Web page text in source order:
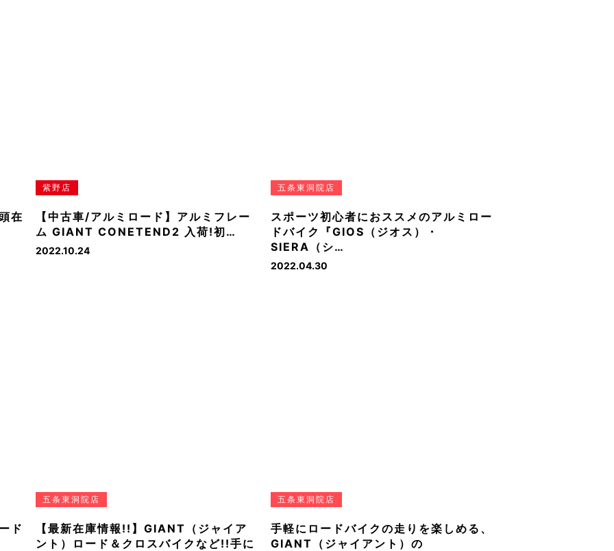
在
紫野店
【中古車/アルミロード】アルミフレー
ム GIANT CONETEND2 入荷!初…
2022.10.24
五条東洞院店
スポーツ初心者におススメのアルミロー
ドバイク『GIOS（ジオス）・
SIERA（シ…
2022.04.30
ド
五条東洞院店
【最新在庫情報!!】GIANT（ジャイア
ント）ロード＆クロスバイクなど!!手に
五条東洞院店
手軽にロードバイクの走りを楽しめる、
GIANT（ジャイアント）の